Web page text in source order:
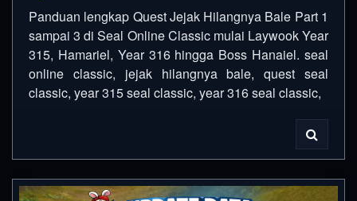
Panduan lengkap Quest Jejak Hilangnya Bale Part 1
sampai 3 di Seal Online Classic mulai Laywook Year
315, Hamariel, Year 316 hingga Boss Hanaiel. seal
online classic, jejak hilangnya bale, quest seal
classic, year 315 seal classic, year 316 seal classic,